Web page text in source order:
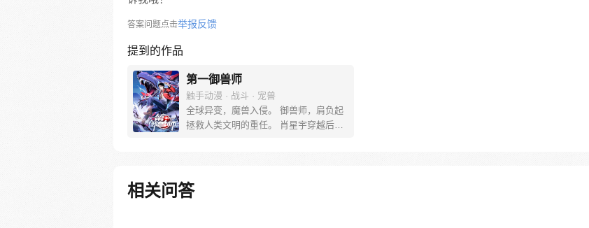
答案问题点击举报反馈
提到的作品
第一御兽师
触手动漫 · 战斗 · 宠兽
全球异变，魔兽入侵。 御兽师，肩负起
拯救人类文明的重任。 肖星宇穿越后，
奇，进化地狱修罗狼！ 小精灵，变异十
二翼炽天使！ 孵化龙蛋，召唤九幽烛
相关问答